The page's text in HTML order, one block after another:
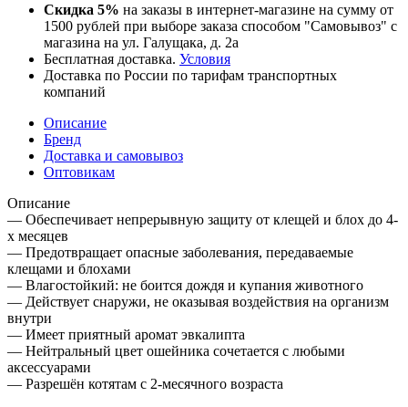
Скидка 5% на заказы в интернет-магазине на сумму от
1500 рублей при выборе заказа способом "Самовывоз" с
магазина на ул. Галущака, д. 2а
Бесплатная доставка. Условия
Доставка по России по тарифам транспортных
компаний
Описание
Бренд
Доставка и самовывоз
Оптовикам
Описание
— Обеспечивает непрерывную защиту от клещей и блох до 4-
х месяцев
— Предотвращает опасные заболевания, передаваемые
клещами и блохами
— Влагостойкий: не боится дождя и купания животного
— Действует снаружи, не оказывая воздействия на организм
внутри
— Имеет приятный аромат эвкалипта
— Нейтральный цвет ошейника сочетается с любыми
аксессуарами
— Разрешён котятам с 2-месячного возраста